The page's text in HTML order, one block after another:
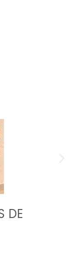
DE